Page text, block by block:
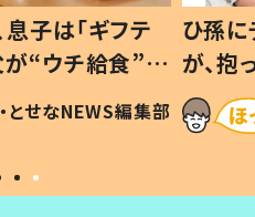
子は「ギフテ
“ウチ給食”を
は #令和の親
とせなNEWS編集部
ひ孫
が、
「涙が
い」